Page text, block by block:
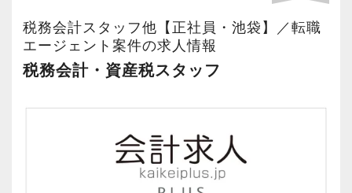
らかです。
そこで弊社は未経験者であっても初任給は月額
酬は450万円を超える水準となります。
この水準の報酬を保障しなければ、東京では最
・訪問がないので、上司立ち合いのもと顧客と
面談可能（初心者には安心）
・体育会系ではありません（朝礼や体操などの
【その無駄やめよう！ ～効率化のための基本的
そのため弊社では理想の職場を今後も追及し続
け、さらなる生産性の向上に取り組みスタッフ
により多くの還元が行える体制の構築を実現し
てまいります。
正しい在り方である」と確信をもっています。
この取り組みに興味がある方は是非参加してく
税務会計スタッフ他【正社員・池袋】／転職
エージェント案件の求人情報
税務会計・資産税スタッフ